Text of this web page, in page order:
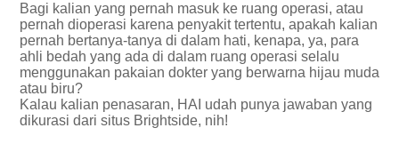
Bagi kalian yang pernah masuk ke ruang operasi, atau
pernah dioperasi karena penyakit tertentu, apakah kalian
pernah bertanya-tanya di dalam hati, kenapa, ya, para
ahli bedah yang ada di dalam ruang operasi selalu
menggunakan pakaian dokter yang berwarna hijau muda
atau biru?
Kalau kalian penasaran, HAI udah punya jawaban yang
dikurasi dari situs Brightside, nih!